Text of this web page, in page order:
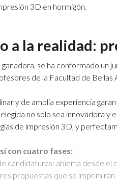
3D en hormigón.
a la realidad:
ganadora, se ha conformado
de la Facultad de Bellas
y de amplia experiencia
no solo sea innovadora
de impresión 3D, y
con cuatro fases:
candidaturas: abierta desde el
propuestas que se imprimirán